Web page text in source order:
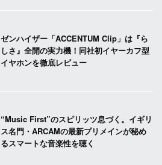
ゼンハイザー「ACCENTUM Clip」は『ら
しさ』全開の実力機！同社初イヤーカフ型
イヤホンを徹底レビュー
“Music First”のスピリッツ息づく。イギリ
ス名門・ARCAMの最新プリメインが秘め
るスマートな音楽性を聴く